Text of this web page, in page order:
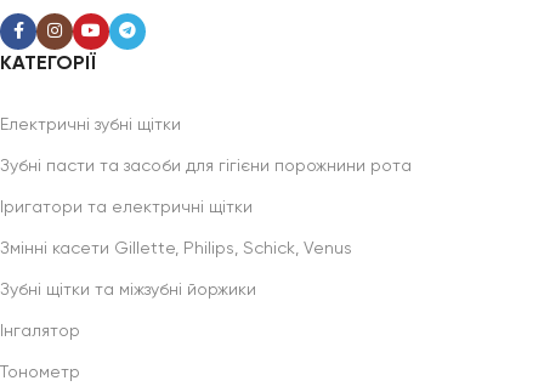
КАТЕГОРІЇ
Електричні зубні щітки
Зубні пасти та засоби для гігієни порожнини рота
Іригатори та електричні щітки
Змінні касети Gillette, Philips, Schick, Venus
Зубні щітки та міжзубні йоржики
Інгалятор
Тонометр